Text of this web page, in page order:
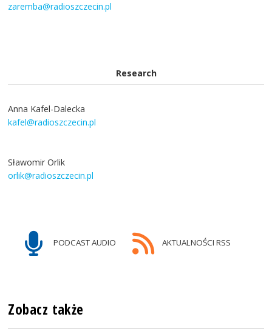
zaremba@radioszczecin.pl
Research
Anna Kafel-Dalecka
kafel@radioszczecin.pl
Sławomir Orlik
orlik@radioszczecin.pl
PODCAST AUDIO AKTUALNOŚCI RSS
Zobacz także